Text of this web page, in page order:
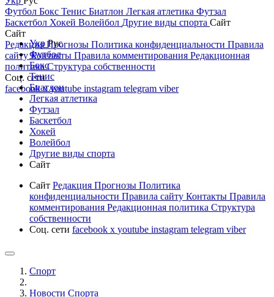
Футбол Бокс Тенис Биатлон Легкая атлетика Футзал
Баскетбол Хокей Волейбол Другие виды спорта Сайт
Сайт
РедакцияПрогнозы Политика конфиденциальности Правила
сайтуКонтакты Правила комментирования Редакционная
политикаСтруктура собственности
Соц. сети
facebookxyoutube instagram telegram viber
УкрРус
Футбол
Бокс
Тенис
Биатлон
Легкая атлетика
Футзал
Баскетбол
Хокей
Волейбол
Другие виды спорта
Сайт
Сайт Редакция Прогнозы Политика
конфиденциальности Правила сайту Контакты Правила
комментирования Редакционная политика Структура
собственности
Соц. сети facebook x youtube instagram telegram viber
Спорт
Новости Cпорта